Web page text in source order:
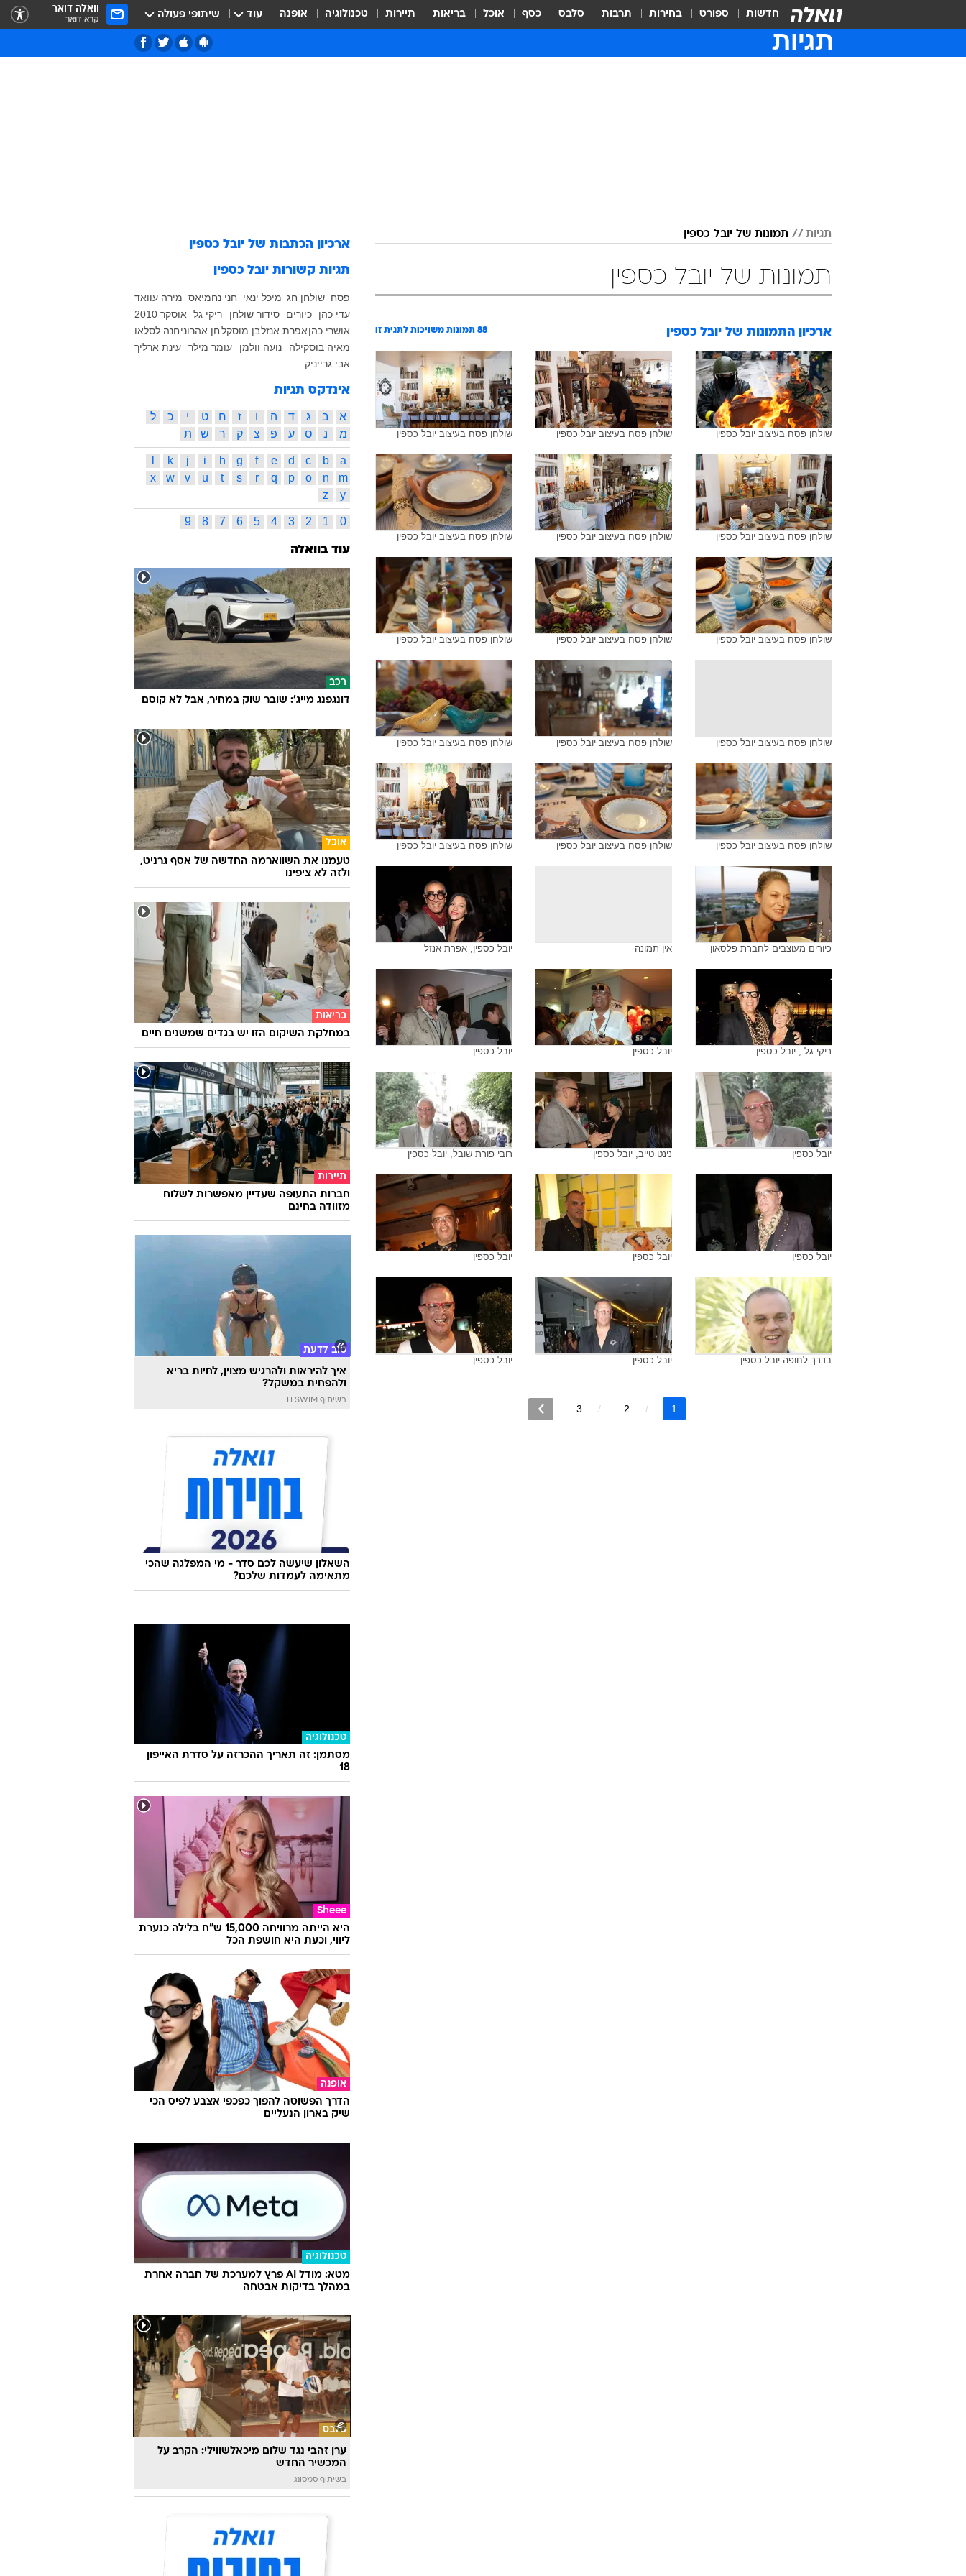
חדשות ספורט בחירות תרבות סלבס כסף אוכל בריאות תיירות טכנולוגיה אופנה עוד שיתופי פעולה וואלה דואר
קרא דואר
תגיות
תגיות תמונות של יובל כספין
תמונות של יובל כספין
ארכיון התמונות של יובל כספין 88 תמונות משויכות לתגית זו
שולחן פסח בעיצוב יובל כספין שולחן פסח בעיצוב יובל כספין שולחן פסח בעיצוב יובל כספין
שולחן פסח בעיצוב יובל כספין שולחן פסח בעיצוב יובל כספין שולחן פסח בעיצוב יובל כספין
שולחן פסח בעיצוב יובל כספין שולחן פסח בעיצוב יובל כספין שולחן פסח בעיצוב יובל כספין
שולחן פסח בעיצוב יובל כספין שולחן פסח בעיצוב יובל כספין שולחן פסח בעיצוב יובל כספין
שולחן פסח בעיצוב יובל כספין שולחן פסח בעיצוב יובל כספין שולחן פסח בעיצוב יובל כספין
כיורים מעוצבים לחברת פלסאון אין תמונה יובל כספין, אפרת אנזל
ריקי גל , יובל כספין יובל כספין יובל כספין
יובל כספין נינט טייב, יובל כספין רובי פורת שובל, יובל כספין
יובל כספין יובל כספין יובל כספין
בדרך לחופה יובל כספין יובל כספין יובל כספין
1
2
3
ארכיון הכתבות של יובל כספין
תגיות קשורות יובל כספין
פסח שולחן חג מיכל ינאי חני נחמיאס מירה עוואד
עדי כהן
כיורים סידור שולחן ריקי גל
אוסקר 2010
אושרי כהןאפרת אנזלבן מוסקלחן אהרוניחנה לסלאו
מאיה בוסקילה
נועה וולמן עומר מילר
עינת ארליך
אבי גרייניק
אינדקס תגיות
א ב ג ד ה ו ז ח ט י כ
ל
מ
נ ס ע פ צ ק ר ש ת
a
b
c
d
e
f
g
h
i
j
k
m
n
o
p
q
r
s
t
u
v
w
x
y
z
0
1
2
3
4
5
6
7
8
9
עוד בוואלה
רכב
דונגפנג מייג': שובר שוק במחיר, אבל לא קוסם
אוכל
טעמנו את השווארמה החדשה של אסף גרניט,
ולזה לא ציפינו
בריאות
במחלקת השיקום הזו יש בגדים שמשנים חיים
תיירות
חברות התעופה שעדיין מאפשרות לשלוח
מזוודה בחינם
טוב לדעת
איך להיראות ולהרגיש מצוין, לחיות בריא
ולהפחית במשקל?
בשיתוף TI SWIM
השאלון שיעשה לכם סדר - מי המפלגה שהכי
מתאימה לעמדות שלכם?
טכנולוגיה
מסתמן: זה תאריך ההכרזה על סדרת האייפון
18
Sheee
היא הייתה מרוויחה 15,000 ש"ח בלילה כנערת
ליווי, וכעת היא חושפת הכל
אופנה
הדרך הפשוטה להפוך כפכפי אצבע לפיס הכי
שיק בארון הנעליים
טכנולוגיה
מטא: מודל AI פרץ למערכת של חברה אחרת
במהלך בדיקות אבטחה
סלבס
ערן זהבי נגד שלום מיכאלשווילי: הקרב על
המכשיר החדש
בשיתוף סמסונג